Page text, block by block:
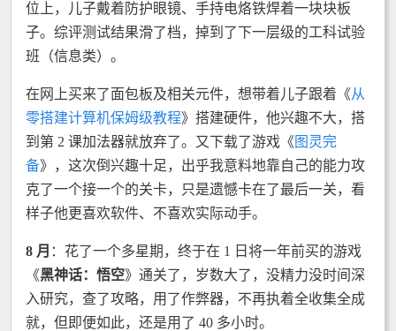
位上，儿子戴着防护眼镜、手持电烙铁焊着一块块板
子。综评测试结果滑了档，掉到了下一层级的工科试验
班（信息类）。
在网上买来了面包板及相关元件，想带着儿子跟着《从
零搭建计算机保姆级教程》搭建硬件，他兴趣不大，搭
到第 2 课加法器就放弃了。又下载了游戏《 图灵完
备》，这次倒兴趣十足，出乎我意料地靠自己的能力攻
克了一个接一个的关卡，只是遗憾卡在了最后一关，看
样子他更喜欢软件、不喜欢实际动手。
8 月 ：花了一个多星期，终于在 1 日将一年前买的游戏
《黑神话：悟空》通关了，岁数大了，没精力没时间深
入研究，查了攻略，用了作弊器，不再执着全收集全成
就，但即便如此，还是用了 40 多小时。